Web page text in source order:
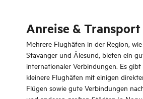
Anreise & Transport
Mehrere Flughäfen in der Region,
Stavanger und Ålesund, bieten ein
internationaler Verbindungen. Es gibt
kleinere Flughäfen mit einigen
Flügen sowie gute Verbindungen